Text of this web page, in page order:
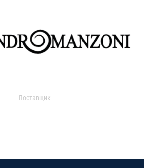
Поставщик